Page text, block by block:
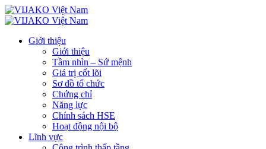
Giới thiệu
Giới thiệu
Tầm nhìn – Sứ mệnh
Giá trị cốt lõi
Sơ đồ tổ chức
Chứng chỉ
Năng lực
Chính sách HSE
Hoạt động nội bộ
Lĩnh vực